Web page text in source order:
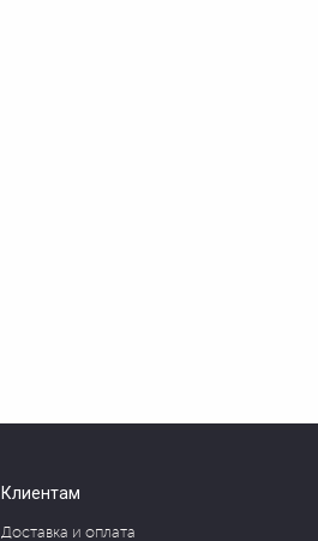
Клиентам
Доставка и оплата